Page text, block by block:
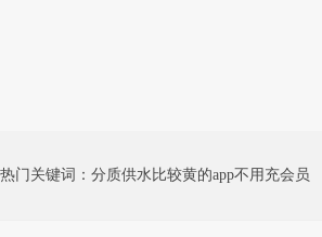
热门关键词： 分质供水比较黄的app不用充会员